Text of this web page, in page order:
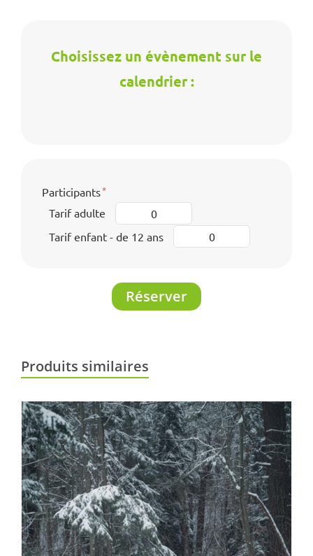
Choisissez un évènement sur le
calendrier :
Participants
Tarif adulte
Tarif enfant - de 12 ans
Réserver
Produits similaires